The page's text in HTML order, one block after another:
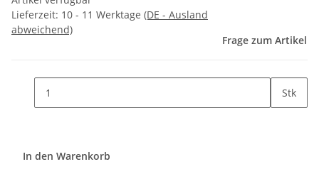
Lieferzeit: 10 - 11 Werktage (DE - Ausland
abweichend)
Frage zum Artikel
Stk
In den Warenkorb